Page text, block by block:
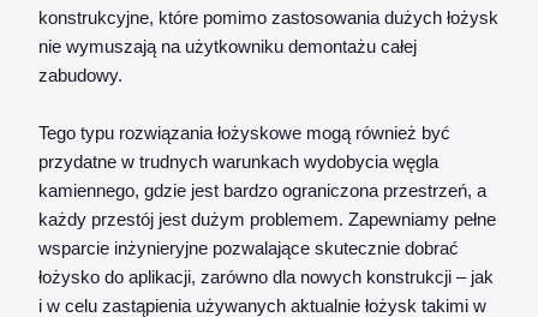
konstrukcyjne, które pomimo zastosowania dużych łożysk
nie wymuszają na użytkowniku demontażu całej
zabudowy.
Tego typu rozwiązania łożyskowe mogą również być
przydatne w trudnych warunkach wydobycia węgla
kamiennego, gdzie jest bardzo ograniczona przestrzeń, a
każdy przestój jest dużym problemem. Zapewniamy pełne
wsparcie inżynieryjne pozwalające skutecznie dobrać
łożysko do aplikacji, zarówno dla nowych konstrukcji – jak
i w celu zastąpienia używanych aktualnie łożysk takimi w